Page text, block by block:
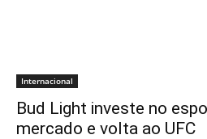
Internacional
Bud Light investe no
mercado e volta ao UFC